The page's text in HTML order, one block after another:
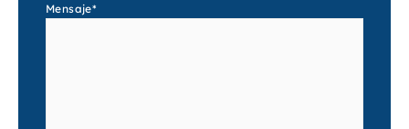
Mensaje*